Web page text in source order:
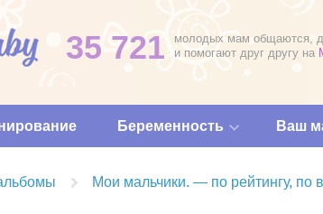
35 721
молодых мам общаются,
и помогают друг другу на
Беременность Ваш
Мои мальчики. — по рейтингу, по